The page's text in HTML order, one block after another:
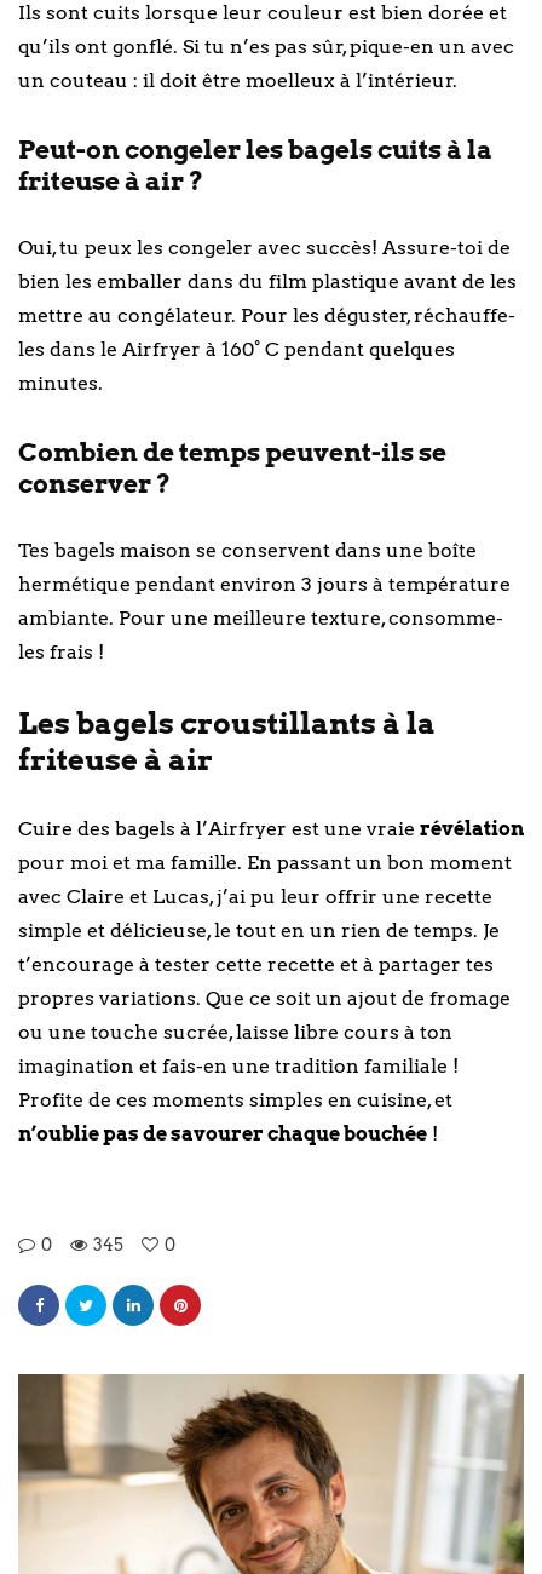
Ils sont cuits lorsque leur couleur est bien dorée et
qu’ils ont gonflé. Si tu n’es pas sûr, pique-en un avec
un couteau : il doit être moelleux à l’intérieur.
Peut-on congeler les bagels cuits à la
friteuse à air ?
Oui, tu peux les congeler avec succès! Assure-toi de
bien les emballer dans du film plastique avant de les
mettre au congélateur. Pour les déguster, réchauffe-
les dans le Airfryer à 160° C pendant quelques
minutes.
Combien de temps peuvent-ils se
conserver ?
Tes bagels maison se conservent dans une boîte
hermétique pendant environ 3 jours à température
ambiante. Pour une meilleure texture, consomme-
les frais !
Les bagels croustillants à la
friteuse à air
Cuire des bagels à l’Airfryer est une vraie révélation
pour moi et ma famille. En passant un bon moment
avec Claire et Lucas, j’ai pu leur offrir une recette
simple et délicieuse, le tout en un rien de temps. Je
t’encourage à tester cette recette et à partager tes
propres variations. Que ce soit un ajout de fromage
ou une touche sucrée, laisse libre cours à ton
imagination et fais-en une tradition familiale !
Profite de ces moments simples en cuisine, et
n’oublie pas de savourer chaque bouchée !
0 345 0